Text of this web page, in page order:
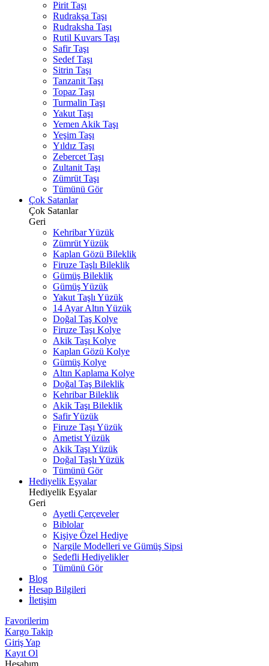
Pirit Taşı
Rudrakşa Taşı
Rudraksha Taşı
Rutil Kuvars Taşı
Safir Taşı
Sedef Taşı
Sitrin Taşı
Tanzanit Taşı
Topaz Taşı
Turmalin Taşı
Yakut Taşı
Yemen Akik Taşı
Yeşim Taşı
Yıldız Taşı
Zebercet Taşı
Zultanit Taşı
Zümrüt Taşı
Tümünü Gör
Çok Satanlar
Çok Satanlar
Geri
Kehribar Yüzük
Zümrüt Yüzük
Kaplan Gözü Bileklik
Firuze Taşlı Bileklik
Gümüş Bileklik
Gümüş Yüzük
Yakut Taşlı Yüzük
14 Ayar Altın Yüzük
Doğal Taş Kolye
Firuze Taşı Kolye
Akik Taşı Kolye
Kaplan Gözü Kolye
Gümüş Kolye
Altın Kaplama Kolye
Doğal Taş Bileklik
Kehribar Bileklik
Akik Taşı Bileklik
Safir Yüzük
Firuze Taşı Yüzük
Ametist Yüzük
Akik Taşı Yüzük
Doğal Taşlı Yüzük
Tümünü Gör
Hediyelik Eşyalar
Hediyelik Eşyalar
Geri
Ayetli Çerçeveler
Biblolar
Kişiye Özel Hediye
Nargile Modelleri ve Gümüş Sipsi
Sedefli Hediyelikler
Tümünü Gör
Blog
Hesap Bilgileri
İletişim
Favorilerim
Kargo Takip
Giriş Yap
Kayıt Ol
Hesabım